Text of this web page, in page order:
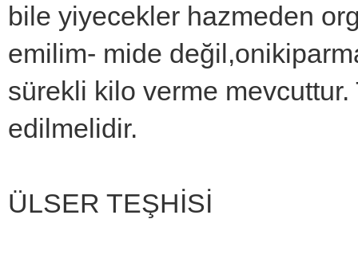
bile yiyecekler hazmeden
emilim- mide
sürekli kilo verme mevcuttur.
edilmelidir.
ÜLSER TEŞHİSİ